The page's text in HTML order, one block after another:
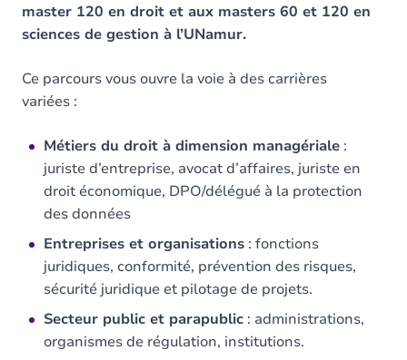
master 120 en droit et aux masters 60 et 120 en
sciences de gestion à l’UNamur.
Ce parcours vous ouvre la voie à des carrières
variées :
Métiers du droit à dimension managériale :
juriste d’entreprise, avocat d’affaires, juriste en
droit économique, DPO/délégué à la protection
des données
Entreprises et organisations : fonctions
juridiques, conformité, prévention des risques,
sécurité juridique et pilotage de projets.
Secteur public et parapublic : administrations,
organismes de régulation, institutions.